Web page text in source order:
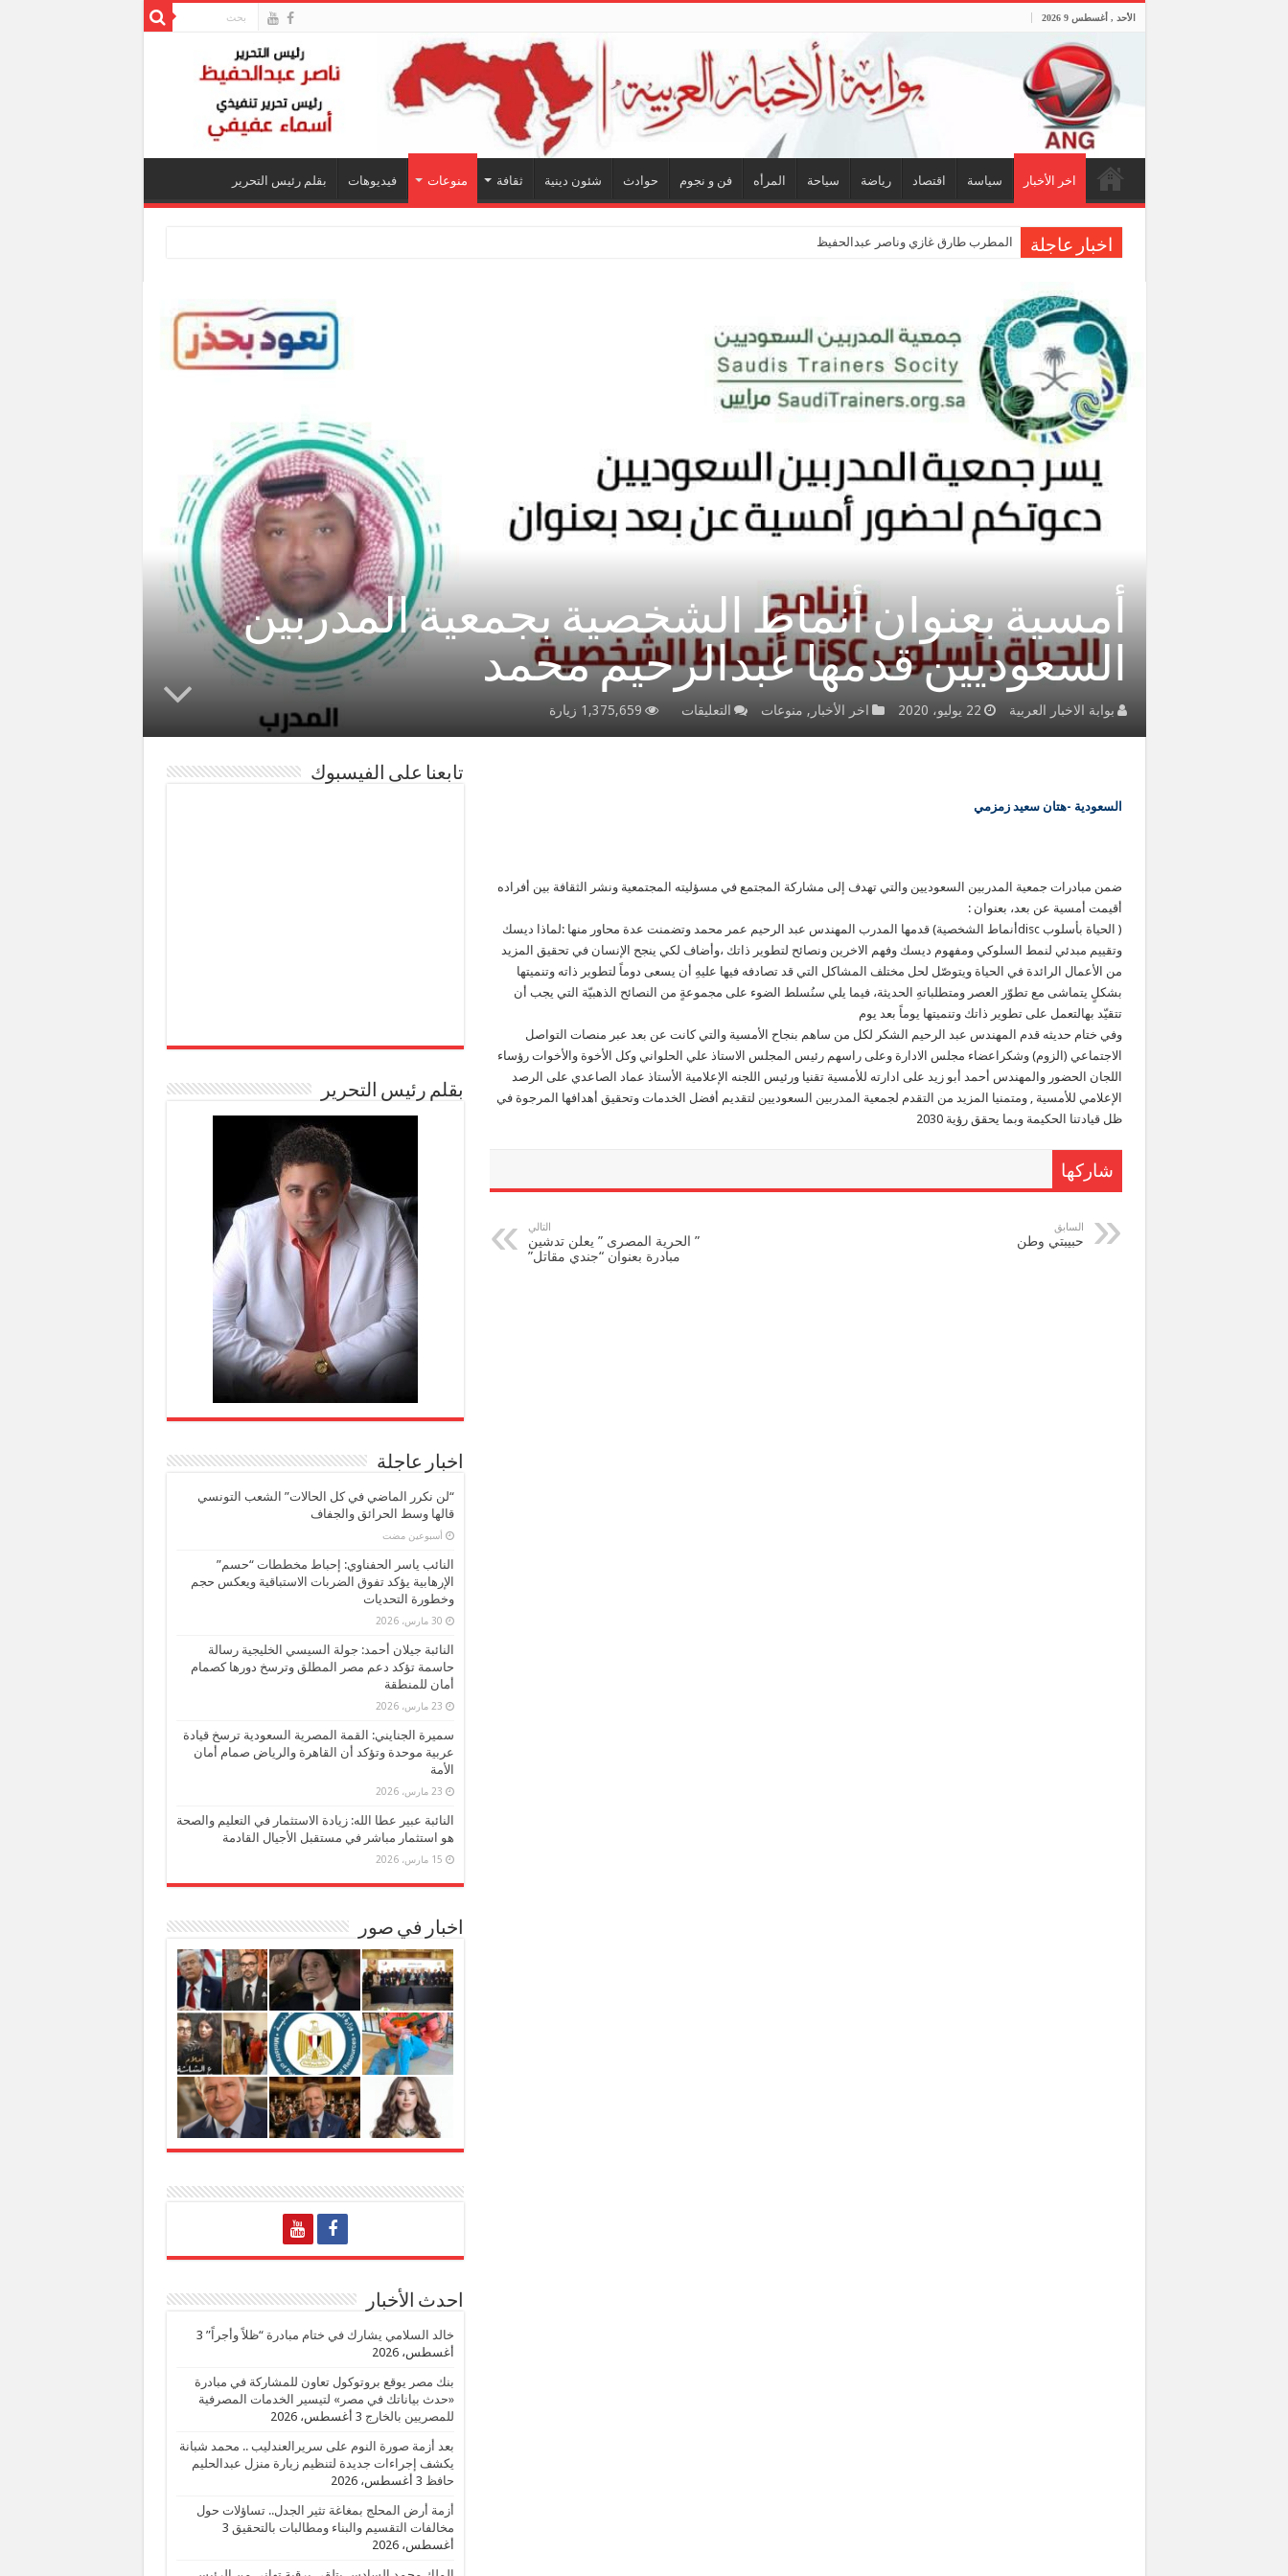
الأحد , أغسطس 9 2026
اخر الأخبار سياسة اقتصاد رياضة سياحة المرأه فن و نجوم حوادث شئون دينية ثقافة منوعات فيديوهات بقلم رئيس التحرير
اخبار عاجلة المطرب طارق غازي وناصر عبدالحفيظ.. شراكة فنية ترسم م
أمسية بعنوان أنماط الشخصية بجمعية المدربين
السعوديين قدمها عبدالرحيم محمد
بوابة الاخبار العربية 22 يوليو، 2020 اخر الأخبار , منوعات التعليقات على
1,375,659 زيارة
السعودية -هتان سعيد زمزمي
ضمن مبادرات جمعية المدربين السعوديين والتي تهدف إلى مشاركة المجتمع في مسؤليته المجتمعية ونشر الثقافة بين أفراده
أقيمت أمسية عن بعد، بعنوان :
( الحياة بأسلوب discأنماط الشخصية) قدمها المدرب المهندس عبد الرحيم عمر محمد وتضمنت عدة محاور منها :لماذا ديسك
وتقييم مبدئي لنمط السلوكي ومفهوم ديسك وفهم الاخرين ونصائح لتطوير ذاتك ،وأضاف لكي ينجح الإنسان في تحقيق المزيد
من الأعمال الرائدة في الحياة ويتوصّل لحل مختلف المشاكل التي قد تصادفه فيها عليهِ أن يسعى دوماً لتطوير ذاته وتنميتها
بشكلٍ يتماشى مع تطوّر العصر ومتطلباتهِ الحديثة، فيما يلي سنُسلط الضوء على مجموعةٍ من النصائح الذهبيّة التي يجب أن
تتقيّد بهالتعمل على تطوير ذاتك وتنميتها يوماً بعد يوم
وفي ختام حديثه قدم المهندس عبد الرحيم الشكر لكل من ساهم بنجاح الأمسية والتي كانت عن بعد عبر منصات التواصل
الاجتماعي (الزوم) وشكراعضاء مجلس الادارة وعلى راسهم رئيس المجلس الاستاذ علي الحلواني وكل الأخوة والأخوات رؤساء
اللجان الحضور والمهندس أحمد أبو زيد على ادارته للأمسية تقنيا ورئيس اللجنه الإعلامية الأستاذ عماد الصاعدي على الرصد
الإعلامي للأمسية , ومتمنيا المزيد من التقدم لجمعية المدربين السعوديين لتقديم أفضل الخدمات وتحقيق أهدافها المرجوة في
ظل قيادتنا الحكيمة وبما يحقق رؤية 2030
شاركها
السابق
حبيبتي وطن
التالي
” الحرية المصرى ” يعلن تدشين
مبادرة بعنوان “جندي مقاتل”
تابعنا على الفيسبوك
بقلم رئيس التحرير
اخبار عاجلة
“لن نكرر الماضي في كل الحالات” الشعب التونسي
قالها وسط الحرائق والجفاف
‏أسبوعين مضت
النائب ياسر الحفناوي: إحباط مخططات “حسم”
الإرهابية يؤكد تفوق الضربات الاستباقية ويعكس حجم
وخطورة التحديات
30 مارس، 2026
النائبة جيلان أحمد: جولة السيسي الخليجية رسالة
حاسمة تؤكد دعم مصر المطلق وترسخ دورها كصمام
أمان للمنطقة
23 مارس، 2026
سميرة الجنايني: القمة المصرية السعودية ترسخ قيادة
عربية موحدة وتؤكد أن القاهرة والرياض صمام أمان
الأمة
23 مارس، 2026
النائبة عبير عطا الله: زيادة الاستثمار في التعليم والصحة
هو استثمار مباشر في مستقبل الأجيال القادمة
15 مارس، 2026
اخبار في صور
احدث الأخبار
خالد السلامي يشارك في ختام مبادرة “ظلاً وأجراً” 3
أغسطس، 2026
بنك مصر يوقع بروتوكول تعاون للمشاركة في مبادرة
«حدث بياناتك في مصر» لتيسير الخدمات المصرفية
للمصريين بالخارج 3 أغسطس، 2026
بعد أزمة صورة النوم على سريرالعندليب .. محمد شبانة
يكشف إجراءات جديدة لتنظيم زيارة منزل عبدالحليم
حافظ 3 أغسطس، 2026
أزمة أرض المحلج بمغاغة تثير الجدل.. تساؤلات حول
مخالفات التقسيم والبناء ومطالبات بالتحقيق 3
أغسطس، 2026